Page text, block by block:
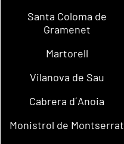
Santa Coloma de
Gramenet
Martorell
Vilanova de Sau
Cabrera d´Anoia
Monistrol de Montserrat